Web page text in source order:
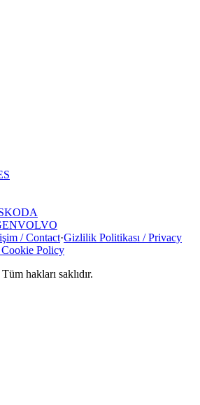
VOLVO
/ Contact·Gizlilik Politikası / Privacy
Cookie Policy
Tüm hakları saklıdır.